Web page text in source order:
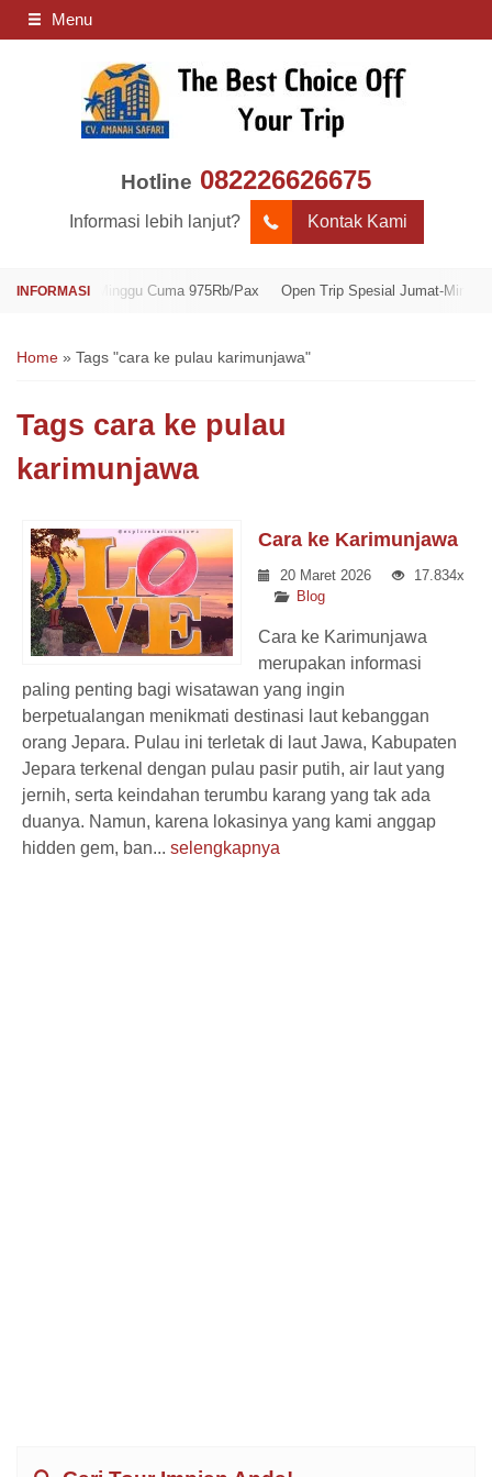
Menu
Hotline 082226626675
Informasi lebih lanjut? Kontak Kami
Minggu Cuma 975Rb/Pax Open Trip Spesial Jumat-Minggu Cuma
Home » Tags "cara ke pulau karimunjawa"
Tags cara ke pulau
karimunjawa
Cara ke Karimunjawa
20 Maret 2026
17.834x
Blog
Cara ke Karimunjawa
merupakan informasi
paling penting bagi wisatawan yang ingin
berpetualangan menikmati destinasi laut kebanggan
orang Jepara. Pulau ini terletak di laut Jawa, Kabupaten
Jepara terkenal dengan pulau pasir putih, air laut yang
jernih, serta keindahan terumbu karang yang tak ada
duanya. Namun, karena lokasinya yang kami anggap
hidden gem, ban... selengkapnya